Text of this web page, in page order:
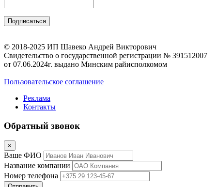
© 2018-2025 ИП Шавеко Андрей Викторович
Свидетельство о государственной регистрации № 391512007
от 07.06.2024г. выдано Минским райисполкомом
Пользовательское соглашение
Реклама
Контакты
Обратный звонок
×
Ваше ФИО
Название компании
Номер телефона